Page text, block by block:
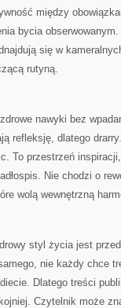
między
bycia
się w
rutyną.
nawyki bez
refleksję, dlatego
To przestrzeń
Nie chodzi o
wolą wewnętrzną
styl życia jest
nie każdy chce
Dlatego treści
Czytelnik może